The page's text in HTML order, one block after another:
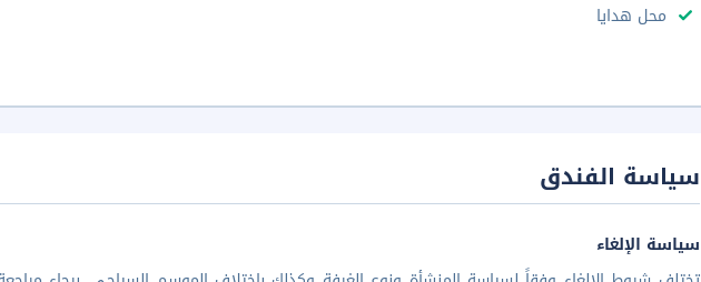
محل هدايا
سياسة الفندق
سياسة الإلغاء